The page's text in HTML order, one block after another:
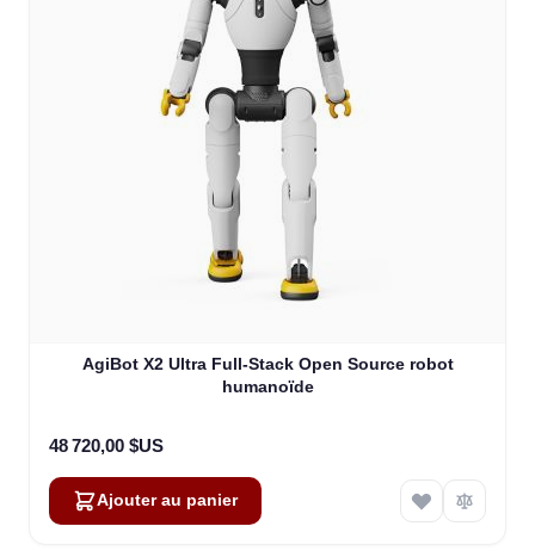
AgiBot X2 Ultra Full-Stack Open Source robot
humanoïde
48 720,00 $US
Ajouter au panier